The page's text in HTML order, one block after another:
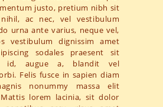
justo, pretium nibh sit
ac nec, vel vestibulum
urna ante varius, neque vel,
vestibulum dignissim amet
sodales praesent sit
id, augue a, blandit vel
Felis fusce in sapien diam
nonummy massa elit
lorem lacinia, sit dolor